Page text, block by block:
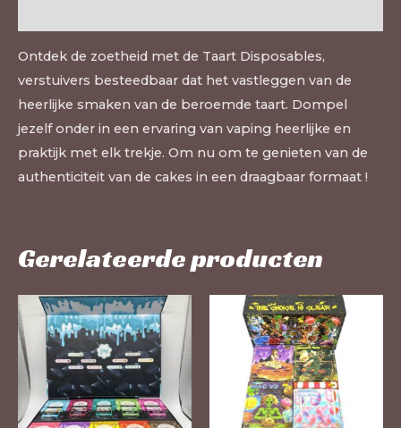
Ontdek de zoetheid met de Taart Disposables,
verstuivers besteedbaar dat het vastleggen van de
heerlijke smaken van de beroemde taart. Dompel
jezelf onder in een ervaring van vaping heerlijke en
praktijk met elk trekje. Om nu om te genieten van de
authenticiteit van de cakes in een draagbaar formaat !
Gerelateerde producten